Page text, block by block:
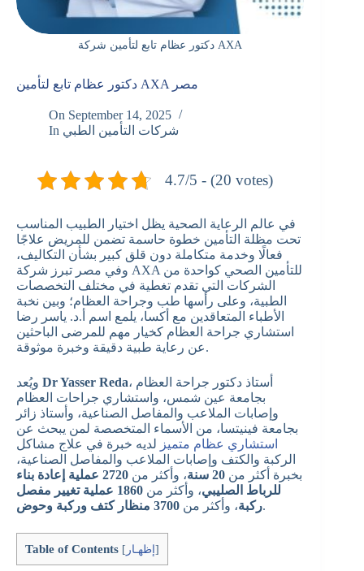
دكتور عظام تابع لتأمين شركة AXA
دكتور عظام تابع لتأمين AXA مصر
On September 14, 2025
In شركات التأمين الطبي
4.7/5 - (20 votes)
في عالم الرعاية الصحية يظل اختيار الطبيب المناسب
تحت مظلة التأمين خطوة حاسمة تضمن للمريض علاجًا
فعالًا وخدمة متكاملة دون قلق كبير بشأن التكاليف،
وفي مصر تبرز شركة AXA للتأمين الصحي كواحدة من
الشركات التي تقدم تغطية في مختلف التخصصات
الطبية، وعلى رأسها طب وجراحة العظام؛ وبين نخبة
الأطباء المتعاقدين مع أكسا، يلمع اسم أ.د. ياسر رضا
استشاري جراحة العظام كخيار مهم للمرضى الباحثين
عن رعاية طبية دقيقة وخبرة موثوقة.
Dr Yasser Reda، أستاذ دكتور جراحة العظام
بجامعة عين شمس، واستشاري جراحات العظام
وإصابات الملاعب والمفاصل الصناعية، وأستاذ زائر
بجامعة فينيتسا، من الأسماء المتخصصة لمن يبحث عن
استشاري عظام متميز لديه خبرة في علاج مشاكل
الركبة والكتف وإصابات الملاعب والمفاصل الصناعية،
بخبرة أكثر من 20 سنة ، وأكثر من
2720 عملية إعادة بناء
للرباط الصليبي، وأكثر من
1860 عملية تغيير مفصل
ركبة، وأكثر من 3700 منظار كتف وركبة وحوض .
Table of Contents [ إظهـار ]